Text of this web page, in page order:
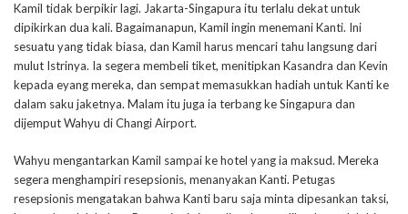
Kamil tidak berpikir lagi. Jakarta-Singapura itu terlalu dekat untuk
dipikirkan dua kali. Bagaimanapun, Kamil ingin menemani Kanti. Ini
sesuatu yang tidak biasa, dan Kamil harus mencari tahu langsung dari
mulut Istrinya. Ia segera membeli tiket, menitipkan Kasandra dan Kevin
kepada eyang mereka, dan sempat memasukkan hadiah untuk Kanti ke
dalam saku jaketnya. Malam itu juga ia terbang ke Singapura dan
dijemput Wahyu di Changi Airport.
Wahyu mengantarkan Kamil sampai ke hotel yang ia maksud. Mereka
segera menghampiri resepsionis, menanyakan Kanti. Petugas
resepsionis mengatakan bahwa Kanti baru saja minta dipesankan taksi,